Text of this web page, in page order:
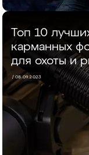
Топ 10
карманных
для охоты и
/ 08.09.2023